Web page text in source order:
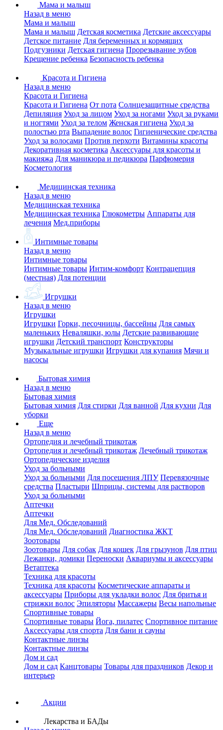
Мама и малыш
Назад в меню
Мама и малыш
Мама и малыш Детская косметика Детские аксессуары
Детское питание Для беременных и кормящих
Подгузники Детская гигиена Прорезывание зубов
Крещение ребенка Безопасность ребенка
Красота и Гигиена
Назад в меню
Красота и Гигиена
Красота и Гигиена От пота Солнцезащитные средства
Депиляция Уход за лицом Уход за ногами Уход за руками
и ногтями Уход за телом Женская гигиена Уход за
полостью рта Выпадение волос Гигиенические средства
Уход за волосами Против перхоти Витамины красоты
Декоративная косметика Аксессуары для красоты и
макияжа Для маникюра и педикюра Парфюмерия
Косметология
Медицинская техника
Назад в меню
Медицинская техника
Медицинская техника Глюкометры Аппараты для
лечения Мед.приборы
Интимные товары
Назад в меню
Интимные товары
Интимные товары Интим-комфорт Контрацепция
(местная) Для потенции
Игрушки
Назад в меню
Игрушки
Игрушки Горки, песочницы, бассейны Для самых
маленьких Неваляшки, юлы Детские развивающие
игрушки Детский транспорт Конструкторы
Музыкальные игрушки Игрушки для купания Мячи и
насосы
Бытовая химия
Назад в меню
Бытовая химия
Бытовая химия Для стирки Для ванной Для кухни Для
уборки
Еще
Назад в меню
Ортопедия и лечебный трикотаж
Ортопедия и лечебный трикотаж Лечебный трикотаж
Ортопедические изделия
Уход за больными
Уход за больными Для посещения ЛПУ Перевязочные
средства Пластыри Шприцы, системы для растворов
Уход за больными
Аптечки
Аптечки
Для Мед. Обследований
Для Мед. Обследований Диагностика ЖКТ
Зоотовары
Зоотовары Для собак Для кошек Для грызунов Для птиц
Лежанки, домики Переноски Аквариумы и аксессуары
Ветаптека
Техника для красоты
Техника для красоты Косметические аппараты и
аксессуары Приборы для укладки волос Для бритья и
стрижки волос Эпиляторы Массажеры Весы напольные
Спортивные товары
Спортивные товары Йога, пилатес Спортивное питание
Аксессуары для спорта Для бани и сауны
Контактные линзы
Контактные линзы
Дом и сад
Дом и сад Канцтовары Товары для праздников Декор и
интерьер
Акции
Лекарства и БАДы